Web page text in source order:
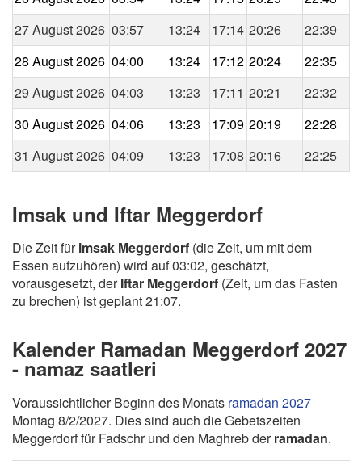
27 August 2026 03:57 13:24 17:14 20:26
22:39
28 August 2026 04:00 13:24 17:12 20:24
22:35
29 August 2026 04:03 13:23 17:11 20:21
22:32
30 August 2026 04:06 13:23 17:09 20:19
22:28
31 August 2026 04:09 13:23 17:08 20:16 22:25
Imsak und Iftar Meggerdorf
Die Zeit fürimsak Meggerdorf (die Zeit, um mit dem
Essen aufzuhören) wird auf 03:02, geschätzt,
vorausgesetzt, derIftar Meggerdorf (Zeit, um das Fasten
zu brechen) ist geplant 21:07.
Kalender Ramadan Meggerdorf 2027
- namaz saatleri
Voraussichtlicher Beginn des Monats ramadan 2027
Montag 8/2/2027. Dies sind auch die Gebetszeiten
Meggerdorf für Fadschr und den Maghreb derramadan.